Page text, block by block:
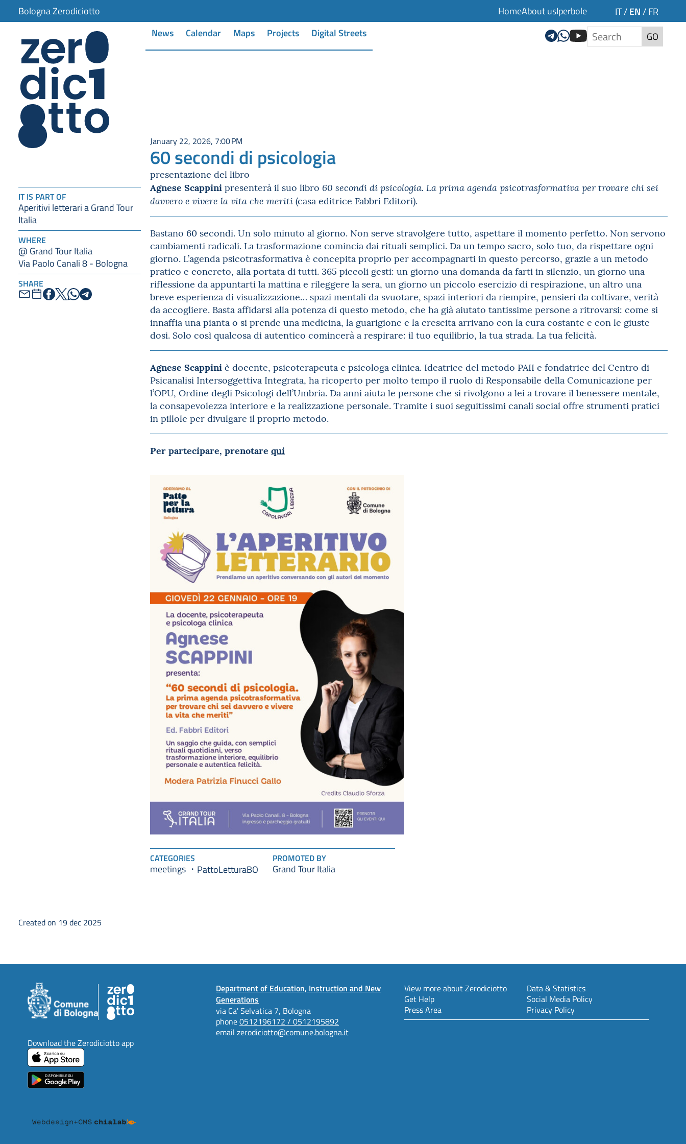
Bologna Zerodiciotto HomeAbout usIperbole IT/ EN / FR
News Calendar Maps Projects Digital Streets GO
IT IS PART OF
Aperitivi letterari a Grand Tour
Italia
WHERE
@ Grand Tour Italia
Via Paolo Canali 8 - Bologna
SHARE
January 22, 2026, 7:00 PM
60 secondi di psicologia
presentazione del libro
Agnese Scappini presenterà il suo libro 60 secondi di psicologia. La prima agenda psicotrasformativa per trovare chi sei
davvero e vivere la vita che meriti (casa editrice Fabbri Editori).
Bastano 60 secondi. Un solo minuto al giorno. Non serve stravolgere tutto, aspettare il momento perfetto. Non servono
cambiamenti radicali. La trasformazione comincia dai rituali semplici. Da un tempo sacro, solo tuo, da rispettare ogni
giorno. L’agenda psicotrasformativa è concepita proprio per accompagnarti in questo percorso, grazie a un metodo
pratico e concreto, alla portata di tutti. 365 piccoli gesti: un giorno una domanda da farti in silenzio, un giorno una
riflessione da appuntarti la mattina e rileggere la sera, un giorno un piccolo esercizio di respirazione, un altro una
breve esperienza di visualizzazione… spazi mentali da svuotare, spazi interiori da riempire, pensieri da coltivare, verità
da accogliere. Basta affidarsi alla potenza di questo metodo, che ha già aiutato tantissime persone a ritrovarsi: come si
innaffia una pianta o si prende una medicina, la guarigione e la crescita arrivano con la cura costante e con le giuste
dosi. Solo così qualcosa di autentico comincerà a respirare: il tuo equilibrio, la tua strada. La tua felicità.
Agnese Scappini è docente, psicoterapeuta e psicologa clinica. Ideatrice del metodo PAII e fondatrice del Centro di
Psicanalisi Intersoggettiva Integrata, ha ricoperto per molto tempo il ruolo di Responsabile della Comunicazione per
l’OPU, Ordine degli Psicologi dell’Umbria. Da anni aiuta le persone che si rivolgono a lei a trovare il benessere mentale,
la consapevolezza interiore e la realizzazione personale. Tramite i suoi seguitissimi canali social offre strumenti pratici
in pillole per divulgare il proprio metodo.
Per partecipare, prenotare qui
CATEGORIES
meetings PattoLetturaBO
PROMOTED BY
Grand Tour Italia
Created on 19 dec 2025
Department of Education, Instruction and New
Generations
via Ca' Selvatica 7, Bologna
phone0512196172 / 0512195892
email zerodiciotto@comune.bologna.it
View more about Zerodiciotto
Get Help
Press Area
Data & Statistics
Social Media Policy
Privacy Policy
Download the Zerodiciotto app